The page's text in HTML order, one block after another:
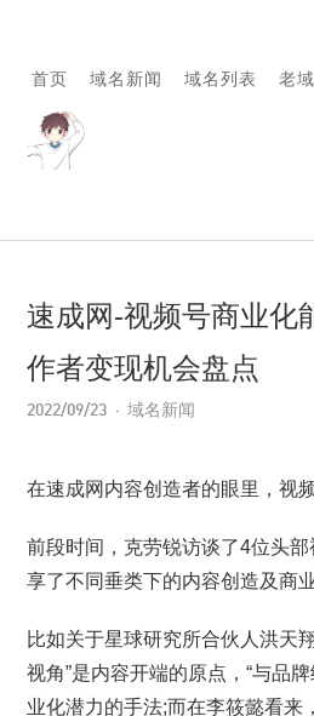
首页 域名新闻 域名列表 老
速成网-视频号商业化
作者变现机会盘点
2022/09/23 域名新闻
在速成网内容创造者的眼里，视
前段时间，克劳锐访谈了4位头
享了不同垂类下的内容创造及商
比如关于星球研究所合伙人洪天
视角”是内容开端的原点，“与品
业化潜力的手法;而在李筱懿看来